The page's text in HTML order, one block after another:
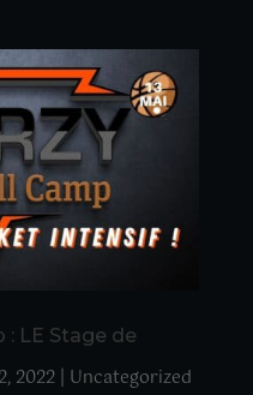
LE Stage de
2022| Uncategorized